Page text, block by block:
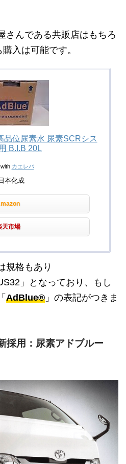
さんである共販店はもちろ
入は可能です。
品位尿素水 尿素SCRシス
B.I.B 20L
カエレバ
本化成
天市場
規格もあり
」となっており、もし
AdBlue® 」の表記がつきま
採用：尿素アドブルー